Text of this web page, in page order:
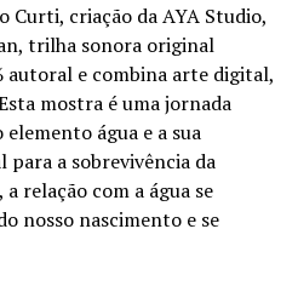
Curti, criação da AYA Studio,
trilha sonora original
autoral e combina arte digital,
mostra é uma jornada
água e a sua
a sobrevivência da
relação com a água se
nosso nascimento e se